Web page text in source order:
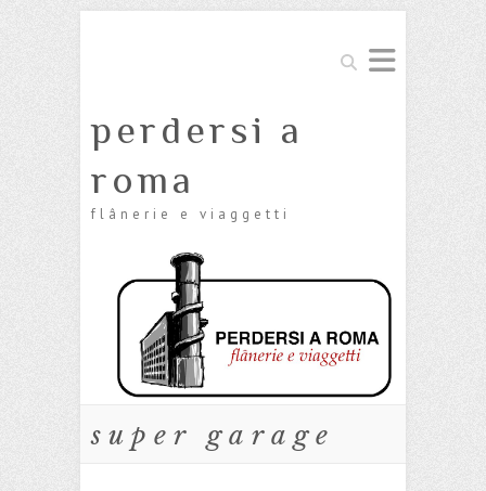
Cerca
perdersi a
roma
flânerie e viaggetti
super garage